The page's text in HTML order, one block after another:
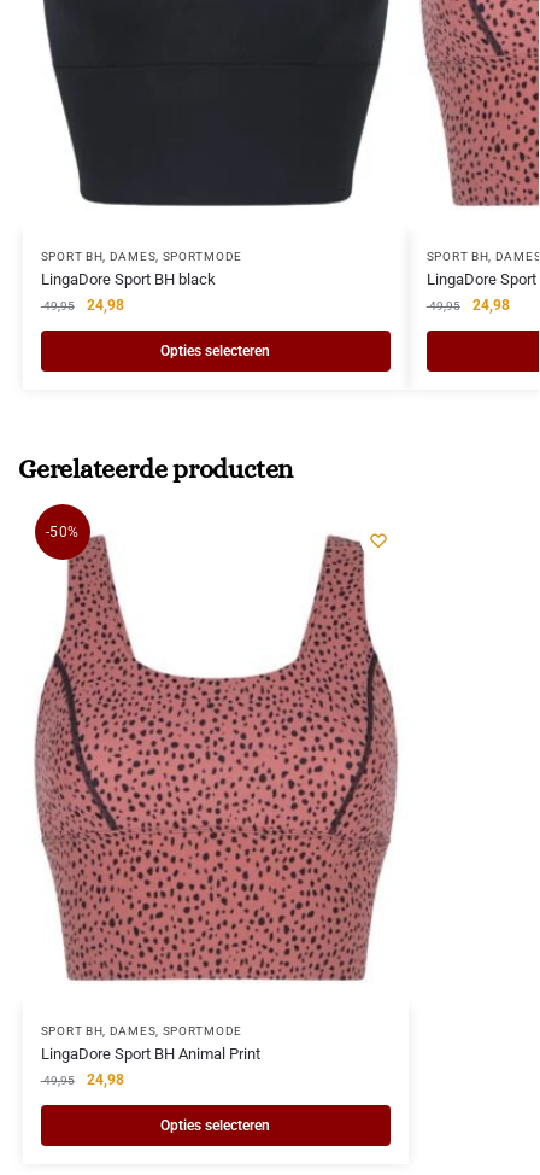
SPORT BH DAMES SPORTMODE
LingaDore Sport BH black
49,95 24,98
Opties selecteren
SPORT BH
LingaDore
49,95 24,98
Gerelateerde producten
-50%
SPORT BH DAMES SPORTMODE
LingaDore Sport BH Animal Print
49,95 24,98
Opties selecteren